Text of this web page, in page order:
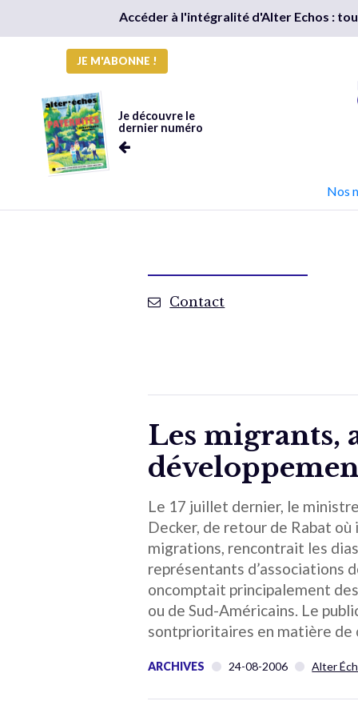
Accéder à l'intégralité d'Alter Echos :
JE M'ABONNE !
Je découvre le
dernier numéro
Nos
Contact
Les migrants,
Le 17 juillet dernier, le
Decker, de retour de Rabat
migrations, rencontrait les
représentants d’associations
oncomptait principalement
ou de Sud-Américains. Le
sontprioritaires en matière de
ARCHIVES 24-08-2006 Alter